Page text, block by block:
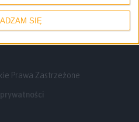
SIĘ
Prawa Zastrzeżone